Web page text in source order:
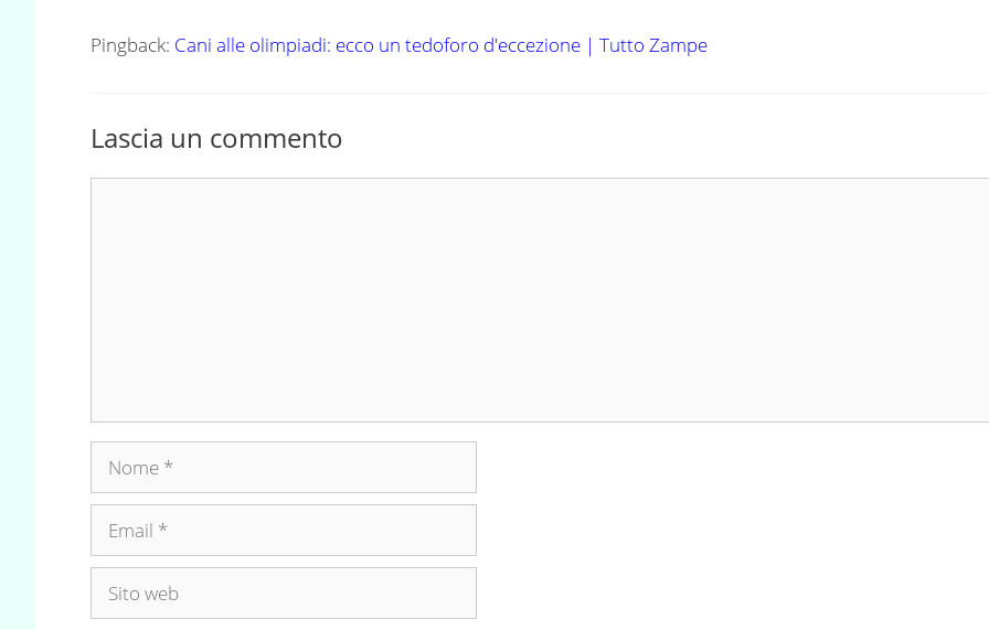
Pingback: Cani alle olimpiadi: ecco un tedoforo d'eccezione | Tutto Zampe
Lascia un commento
Nome
Email
Sito